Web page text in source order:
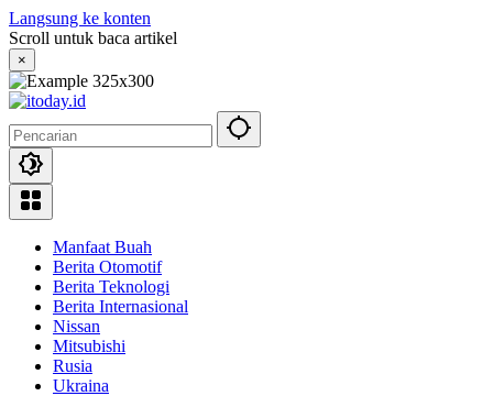
Langsung ke konten
Scroll untuk baca artikel
×
Manfaat Buah
Berita Otomotif
Berita Teknologi
Berita Internasional
Nissan
Mitsubishi
Rusia
Ukraina